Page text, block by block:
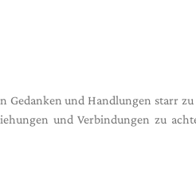
Gedanken und Handlungen starr
und Verbindungen zu